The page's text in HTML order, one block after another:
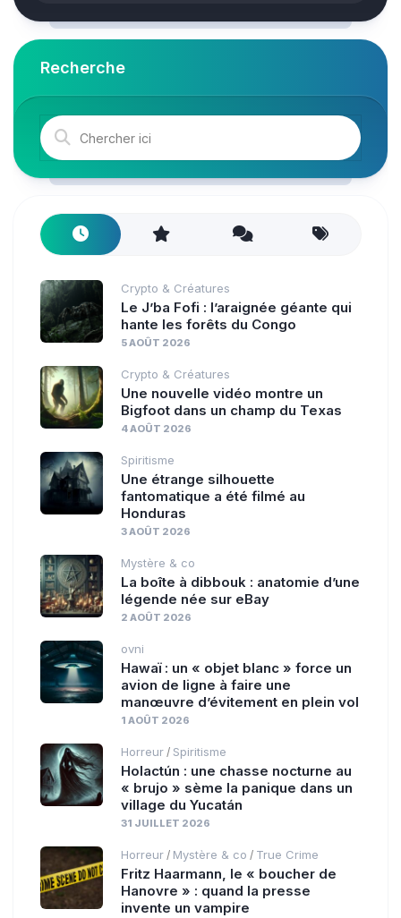
Recherche
Crypto & Créatures
Le J’ba Fofi : l’araignée géante qui
hante les forêts du Congo
5 AOÛT 2026
Crypto & Créatures
Une nouvelle vidéo montre un
Bigfoot dans un champ du Texas
4 AOÛT 2026
Spiritisme
Une étrange silhouette
fantomatique a été filmé au
Honduras
3 AOÛT 2026
Mystère & co
La boîte à dibbouk : anatomie d’une
légende née sur eBay
2 AOÛT 2026
ovni
Hawaï : un « objet blanc » force un
avion de ligne à faire une
manœuvre d’évitement en plein vol
1 AOÛT 2026
Horreur / Spiritisme
Holactún : une chasse nocturne au
« brujo » sème la panique dans un
village du Yucatán
31 JUILLET 2026
Horreur / Mystère & co / True Crime
Fritz Haarmann, le « boucher de
Hanovre » : quand la presse
invente un vampire